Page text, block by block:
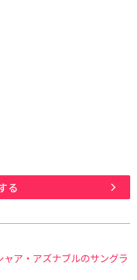
る
ア・アズナブルのサングラ